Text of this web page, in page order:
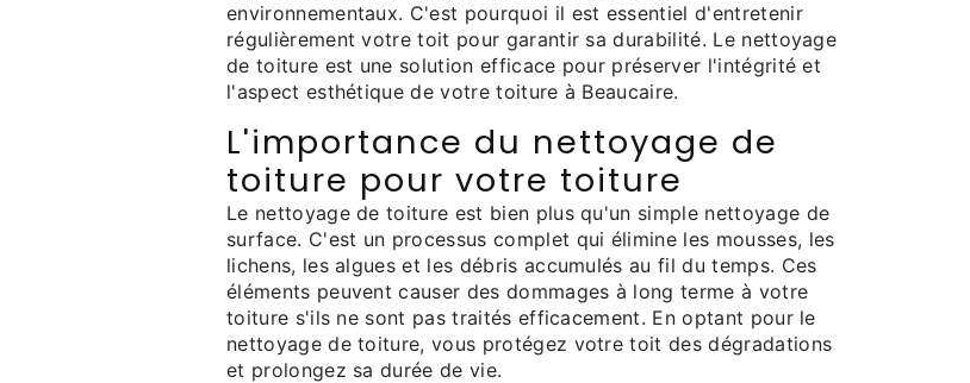
environnementaux. C'est pourquoi il est essentiel d'entretenir
régulièrement votre toit pour garantir sa durabilité. Le nettoyage
de toiture est une solution efficace pour préserver l'intégrité et
l'aspect esthétique de votre toiture à Beaucaire.
L'importance du nettoyage de
toiture pour votre toiture
Le nettoyage de toiture est bien plus qu'un simple nettoyage de
surface. C'est un processus complet qui élimine les mousses, les
lichens, les algues et les débris accumulés au fil du temps. Ces
éléments peuvent causer des dommages à long terme à votre
toiture s'ils ne sont pas traités efficacement. En optant pour le
nettoyage de toiture, vous protégez votre toit des dégradations
et prolongez sa durée de vie.